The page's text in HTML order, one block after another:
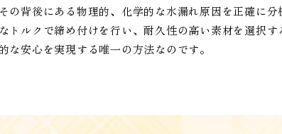
の背後にある物理的、化学的な水漏れ原因を正確に
トルクで締め付けを行い、耐久性の高い素材を選択
な安心を実現する唯一の方法なのです。